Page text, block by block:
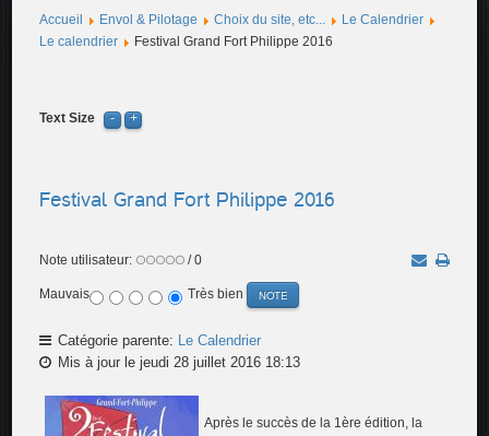
Accueil Envol & Pilotage Choix du site, etc...
Le Calendrier
Le calendrier
Festival Grand Fort Philippe 2016
Text Size
Festival Grand Fort Philippe 2016
Note utilisateur: / 0
Mauvais Très bien
Catégorie parente: Le Calendrier
Mis à jour le jeudi 28 juillet 2016 18:13
Après le succès de la 1ère édition, la